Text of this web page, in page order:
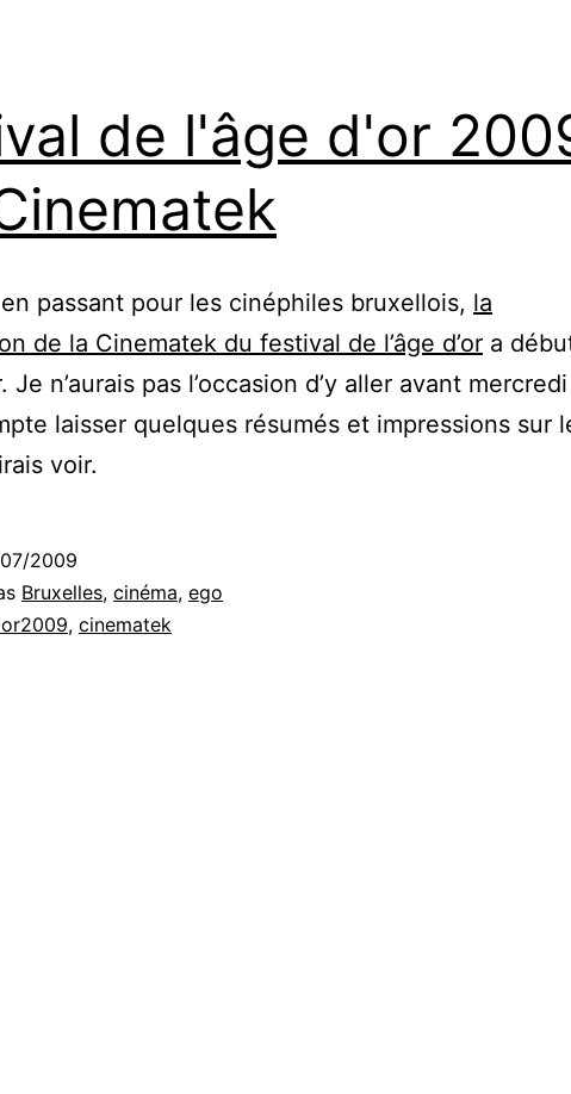
de l'âge d'or
passant pour les cinéphiles bruxellois, la
de la Cinematek du festival de l’âge d’or a
Je n’aurais pas l’occasion d’y aller avant mercredi
laisser quelques résumés et impressions sur
voir.
2009
Bruxelles, cinéma, ego
, cinematek